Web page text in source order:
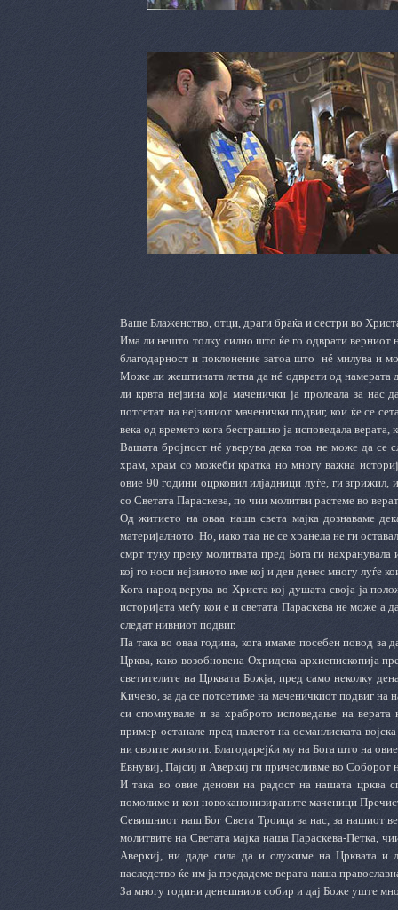
Ваше Блаженство, отци, драги браќа и сестри во
Има ли нешто толку силно што ќе го одврати верниот
благодарност и поклонение затоа што нé милува и
Може ли жештината летна да нé одврати од намерата
ли крвта нејзина која маченички ја пролеала за
потсетат на нејзиниот маченички подвиг, кои ќе се
века од времето кога бестрашно ја исповедала
Вашата бројност нé уверува дека тоа не може да се
храм, храм со можеби кратка но многу важна
овие 90 години оцрковил илјадници луѓе, ги
со Светата Параскева, по чии молитви растеме во
Од житието на оваа наша света мајка дознаваме
материјалното. Но, иако таа не се хранела не ги
смрт туку преку молитвата пред Бога ги
кој го носи нејзиното име кој и ден денес многу луѓе
Кога народ верува во Христа кој душата своја ја
историјата меѓу кои е и светата Параскева не може а
следат нивниот подвиг.
Па така во оваа година, кога имаме посебен повод за
Црква, како возобновена Охридска архиепископија
светителите на Црквата Божја, пред само неколку
Кичево, за да се потсетиме на маченичкиот подвиг
си спомнувале и за храброто исповедање на
пример останале пред налетот на османлиската
ни своите животи. Благодарејќи му на Бога што на
Евнувиј, Пајсиј и Аверкиј ги причесливме во
И така во овие денови на радост на нашата црква
помолиме и кон новоканонизираните маченици
Севишниот наш Бог Света Троица за нас, за нашиот
молитвите на Светата мајка наша Параскева-Петка,
Аверкиј, ни даде сила да и служиме на Црквата и
наследство ќе им ја предадеме верата наша
За многу години денешниов собир и дај Боже уште